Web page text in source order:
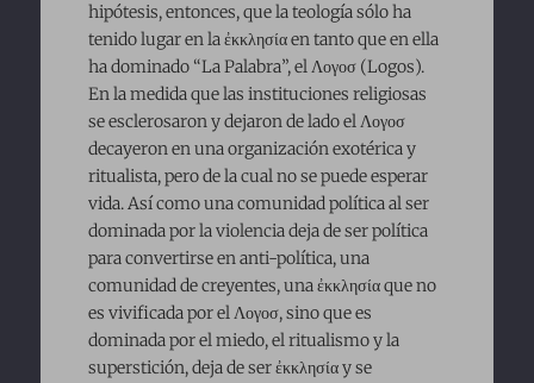
hipótesis, entonces, que la teología sólo ha
tenido lugar en la ἐκκλησία en tanto que en ella
ha dominado “La Palabra”, el Λογοσ (Logos).
En la medida que las instituciones religiosas
se esclerosaron y dejaron de lado el Λογοσ
decayeron en una organización exotérica y
ritualista, pero de la cual no se puede esperar
vida. Así como una comunidad política al ser
dominada por la violencia deja de ser política
para convertirse en anti-política, una
comunidad de creyentes, una ἐκκλησία que no
es vivificada por el Λογοσ, sino que es
dominada por el miedo, el ritualismo y la
superstición, deja de ser ἐκκλησία y se